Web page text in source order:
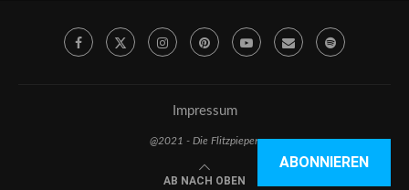
Impressum
@2021 - Die Flitzpiepen
AB NACH OBEN
ABONNIEREN